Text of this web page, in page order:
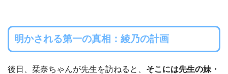
明かされる第一の真相：綾乃の計画
後日、栞奈ちゃんが先生を訪ねると、 そこには先生の妹・